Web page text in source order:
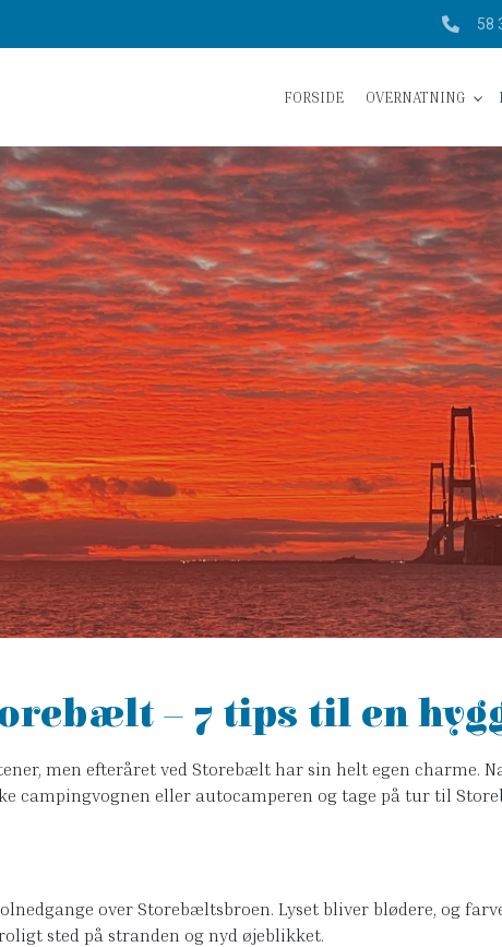
58
FORSIDE OVERNATNING
– 7 tips til en
men efteråret ved Storebælt har sin helt egen charme.
campingvognen eller autocamperen og tage på tur til
over Storebæltsbroen. Lyset bliver blødere, og
sted på stranden og nyd øjeblikket.